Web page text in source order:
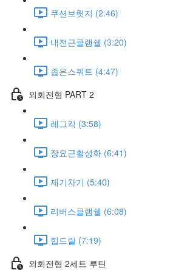
쿠션브릿지 (2:46)
내전근클램쉘 (3:20)
좁은스쿼트 (4:47)
외회전형 PART 2
레그킥 (3:58)
장요근활성화 (6:41)
제기차기 (5:40)
리버스클램쉘 (6:08)
힙드릴 (7:19)
외회전형 2세트 루틴